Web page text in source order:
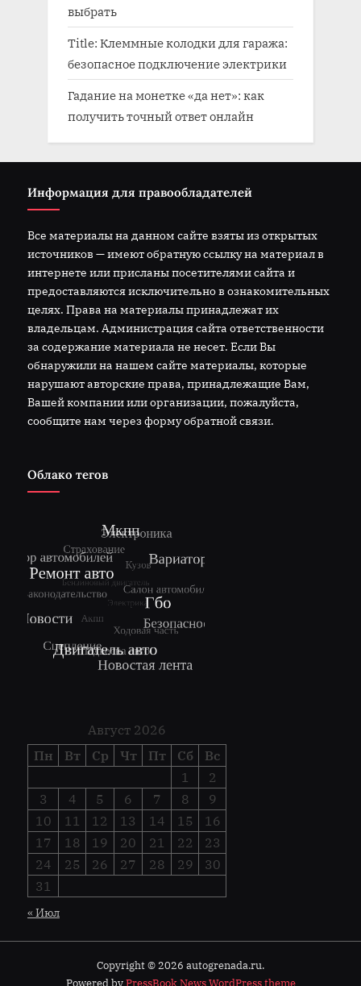
выбрать
Title: Клеммные колодки для гаража:
безопасное подключение электрики
Гадание на монетке «да нет»: как
получить точный ответ онлайн
Информация для правообладателей
Все материалы на данном сайте взяты из открытых
источников — имеют обратную ссылку на материал в
интернете или присланы посетителями сайта и
предоставляются исключительно в ознакомительных
целях. Права на материалы принадлежат их
владельцам. Администрация сайта ответственности
за содержание материала не несет. Если Вы
обнаружили на нашем сайте материалы, которые
нарушают авторские права, принадлежащие Вам,
Вашей компании или организации, пожалуйста,
сообщите нам через форму обратной связи.
Облако тегов
Август 2026
Пн
Вт Ср Чт Пт Сб
Вс
1
2
3
4 5 6 7 8
9
10
11 12 13 14 15
16
17
18 19 20 21 22
23
24
25 26 27 28 29
30
31
« Июл
Copyright © 2026 autogrenada.ru.